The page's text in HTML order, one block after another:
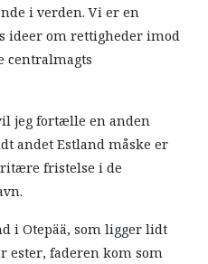
i verden. Vi er en
ideer om rettigheder imod
centralmagts
jeg fortælle en anden
andet Estland måske er
fristelse i de
i Otepää, som ligger lidt
ester, faderen kom som